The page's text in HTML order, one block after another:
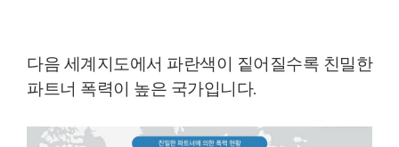
다음 세계지도에서 파란색이 짙어질수록 친밀한
파트너 폭력이 높은 국가입니다.